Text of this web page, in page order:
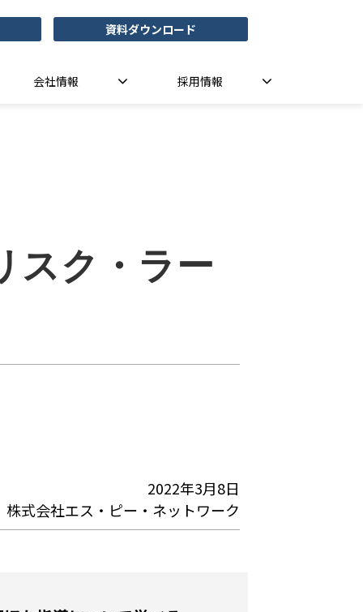
資料ダウンロード
会社情報 採用情報
スク・ラー
2022年3月8日
株式会社エス・ピー・ネットワーク